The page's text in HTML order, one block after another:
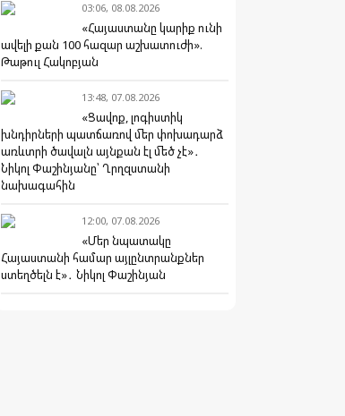
03:06, 08.08.2026
«Հայաստանը կարիք ունի
ավելի քան 100 հազար աշխատուժի».
Թաթուլ Հակոբյան
13:48, 07.08.2026
«Ցավոք, լոգիստիկ
խնդիրների պատճառով մեր փոխադարձ
առևտրի ծավալն այնքան էլ մեծ չէ»․
Նիկոլ Փաշինյանը՝ Ղրղզստանի
նախագահին
12:00, 07.08.2026
«Մեր նպատակը
Հայաստանի համար այլընտրանքներ
ստեղծելն է»․ Նիկոլ Փաշինյան